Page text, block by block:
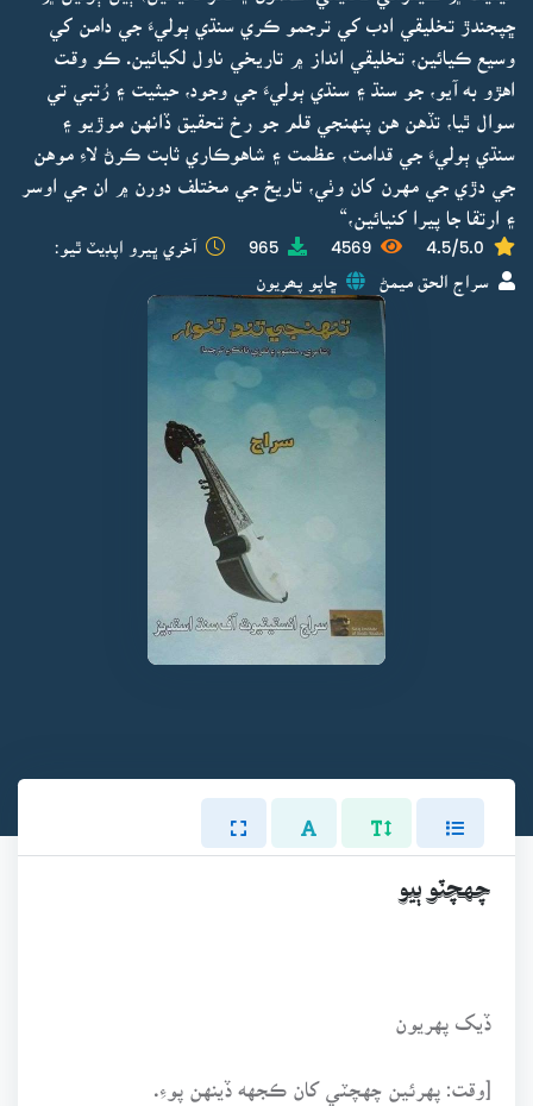
ڇپجندڙ تخليقي ادب کي ترجمو ڪري سنڌي ٻوليءَ جي دامن کي
وسيع ڪيائين، تخليقي انداز ۾ تاريخي ناول لکيائين. ڪو وقت
اهڙو به آيو، جو سنڌ ۽ سنڌي ٻوليءَ جي وجود، حيثيت ۽ رُتبي تي
سوال ٿيا، تڏهن هن پنهنجي قلم جو رخ تحقيق ڏانهن موڙيو ۽
سنڌي ٻوليءَ جي قدامت، عظمت ۽ شاهوڪاري ثابت ڪرڻ لاءِ موهن
جي دڙي جي مهرن کان وٺي، تاريخ جي مختلف دورن ۾ ان جي اوسر
۽ ارتقا جا پيرا کنيائين،“
4.5/5.0
4569
965 آخري ڀيرو اپڊيٽ ٿيو:
سراج الحق ميمڻ ڇاپو پھريون
چهچٽو ٻيو
ڏيک پهريون
[وقت: پهرئين چهچٽي کان ڪجهه ڏينهن پوءِ.